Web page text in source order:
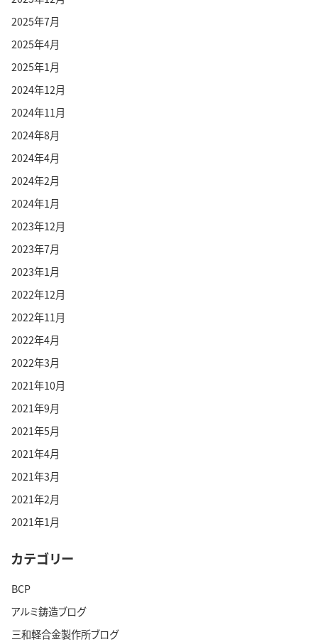
2025年7月
2025年4月
2025年1月
2024年12月
2024年11月
2024年8月
2024年4月
2024年2月
2024年1月
2023年12月
2023年7月
2023年1月
2022年12月
2022年11月
2022年4月
2022年3月
2021年10月
2021年9月
2021年5月
2021年4月
2021年3月
2021年2月
2021年1月
カテゴリー
BCP
アルミ鋳造ブログ
三和軽合金製作所ブログ